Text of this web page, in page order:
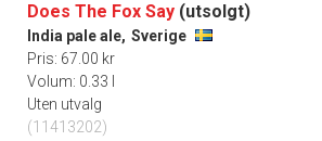
Does The Fox Say (utsolgt)
India pale ale, Sverige
Pris: 67.00 kr
Volum: 0.33 l
Uten utvalg
(11413202)